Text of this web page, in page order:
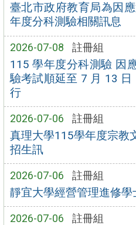
臺北市政府教育局為因
年度分科測驗相關訊息
2026-07-08 註冊組
115 學年度分科測驗 因
驗考試順延至 7 月 13
行
2026-07-06 註冊組
真理大學115學年度宗教
招生訊
2026-07-06 註冊組
靜宜大學經營管理進修
2026-07-06 註冊組